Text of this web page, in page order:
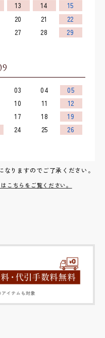
13 14
15
20 21
22
27 28
29
03 04
05
10 11
12
17 18
19
24 25
26
りますのでご了承ください。
こちらをご覧ください。